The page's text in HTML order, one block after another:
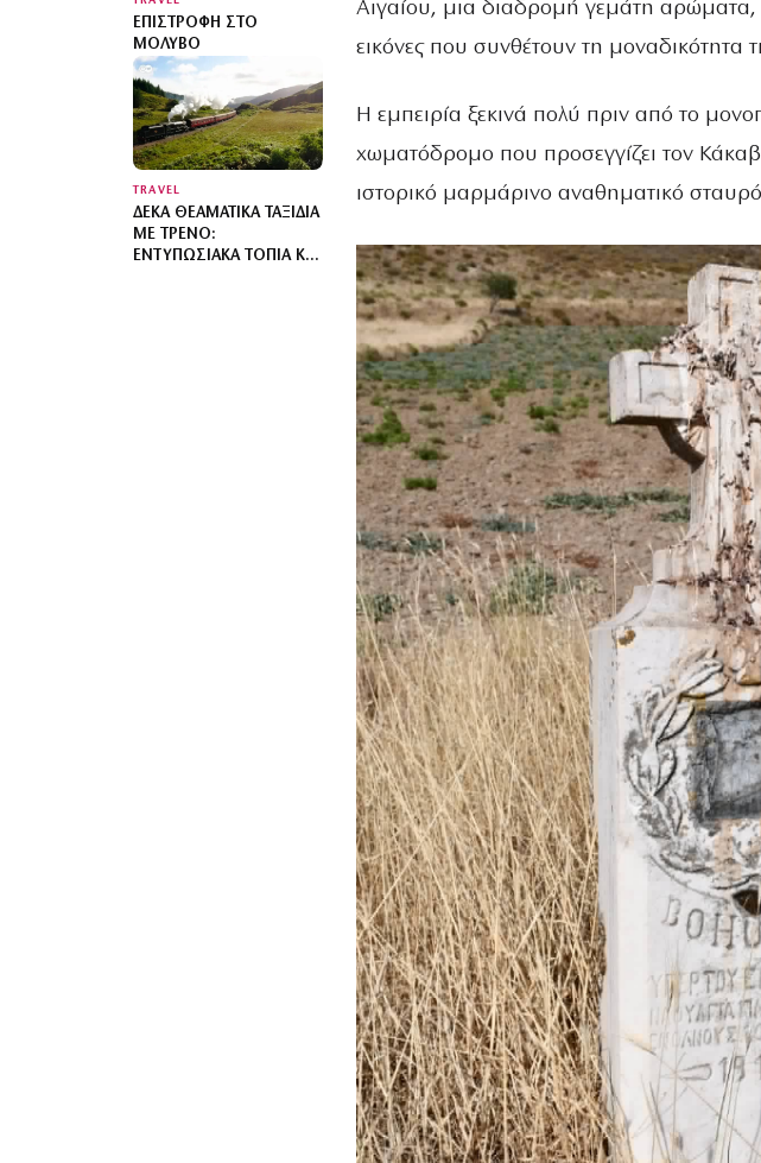
ΕΠΙΣΤΡΟΦΉ ΣΤΟ
ΜΌΛΥΒΟ
TRAVEL
ΔΈΚΑ ΘΕΑΜΑΤΙΚΆ ΤΑΞΊΔΙΑ
ΜΕ ΤΡΈΝΟ:
ΕΝΤΥΠΩΣΙΑΚΆ ΤΟΠΊΑ ΚΑΙ
Αιγαίου, μια διαδρομή γεμάτη αρώματα,
εικόνες που συνθέτουν τη μοναδικότητα
Η εμπειρία ξεκινά πολύ πριν από το
χωματόδρομο που προσεγγίζει τον
ιστορικό μαρμάρινο αναθηματικό